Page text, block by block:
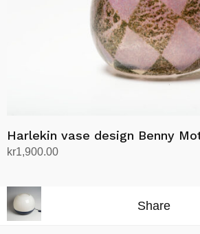
Harlekin vase design Benny
kr1,900.00
Share